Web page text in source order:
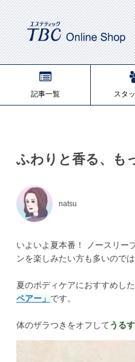
記事一覧 スタ
ふわりと香る、も
natsu
いよいよ夏本番！ ノースリー
ンを楽しみたい方も多いので
夏のボディケアにおすすめし
ペアー」 です。
体のザラつきをオフして うる